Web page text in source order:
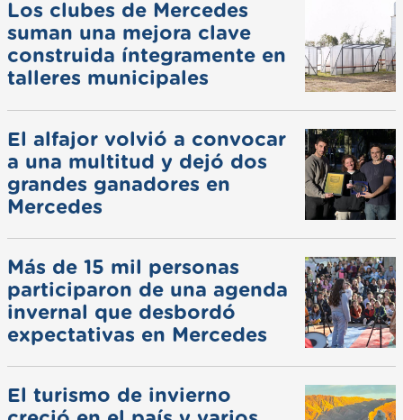
Los clubes de Mercedes
suman una mejora clave
construida íntegramente en
talleres municipales
El alfajor volvió a convocar
a una multitud y dejó dos
grandes ganadores en
Mercedes
Más de 15 mil personas
participaron de una agenda
invernal que desbordó
expectativas en Mercedes
El turismo de invierno